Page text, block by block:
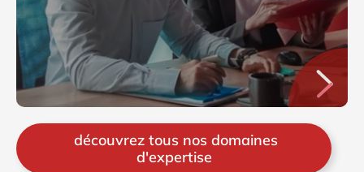
découvrez tous nos domaines
d'expertise